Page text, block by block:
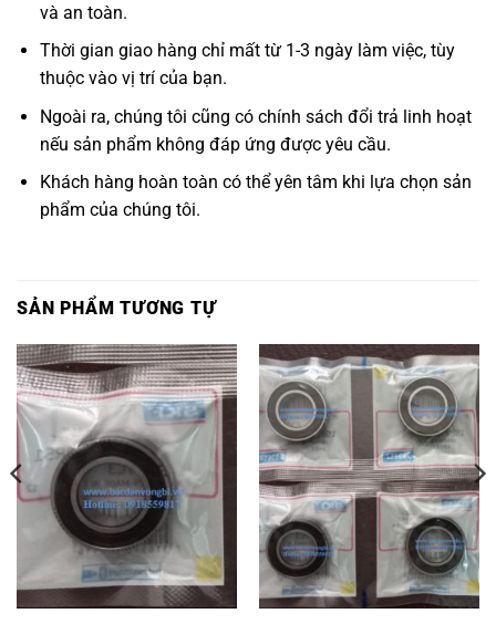
và an toàn.
Thời gian giao hàng chỉ mất từ 1-3 ngày làm việc, tùy
thuộc vào vị trí của bạn.
Ngoài ra, chúng tôi cũng có chính sách đổi trả linh hoạt
nếu sản phẩm không đáp ứng được yêu cầu.
Khách hàng hoàn toàn có thể yên tâm khi lựa chọn sản
phẩm của chúng tôi.
SẢN PHẨM TƯƠNG TỰ